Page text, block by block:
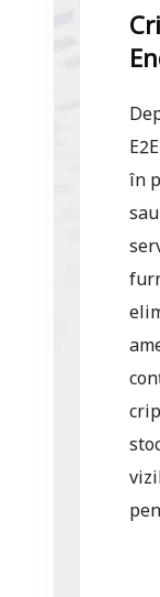
în